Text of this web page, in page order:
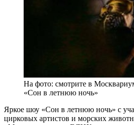
На фото: смотрите в
«Сон в летнюю ночь»
Яркое шоу «Сон в летнюю ночь» с
цирковых артистов и морских